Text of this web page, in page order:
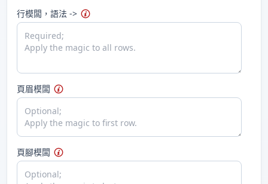
行模闆，語法 ->
頁眉模闆
頁腳模闆